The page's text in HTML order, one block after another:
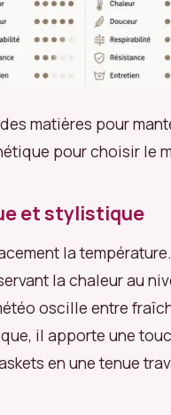
matières pour
pour choisir le
et stylistique
la
la chaleur au
oscille entre
il apporte une
en une tenue